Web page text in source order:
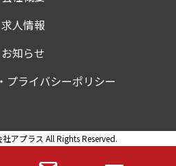
求人情報
お知らせ
プライバシーポリシー
アプラス All Rights Reserved.